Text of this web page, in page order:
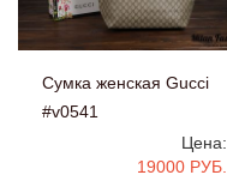
Сумка женская Gucci
#v0541
Цена:
19000 РУБ.